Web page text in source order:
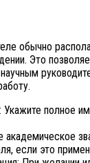
обычно
Это
полное
если это